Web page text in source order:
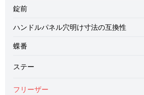
プラスチック・ゴム
錠前
錠前の取扱いに関するお願い
コインロックの穴明け寸法の互換性
キーシステム
ハンドルパネル穴明け寸法の互換性
平面スイングハンドル
平面ハンドル・防水フラットハンドル
蝶番
蝶番のご案内
ステー
フリーザー